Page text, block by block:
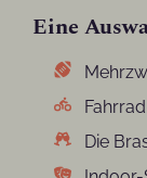
Eine
Die